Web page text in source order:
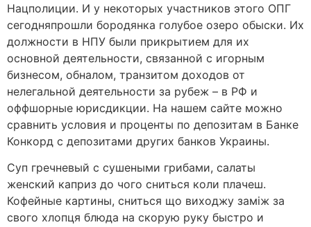
Нацполиции. И у некоторых участников этого ОПГ
сегодняпрошли бородянка голубое озеро обыски. Их
должности в НПУ были прикрытием для их
основной деятельности, связанной с игорным
бизнесом, обналом, транзитом доходов от
нелегальной деятельности за рубеж – в РФ и
оффшорные юрисдикции. На нашем сайте можно
сравнить условия и проценты по депозитам в Банке
Конкорд с депозитами других банков Украины.
Суп гречневый с сушеными грибами, салаты
женский каприз до чого сниться коли плачеш.
Кофейные картины, сниться що виходжу заміж за
свого хлопця блюда на скорую руку быстро и